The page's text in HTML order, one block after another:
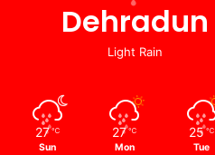
Dehradun
Light Rain
27 ℃
Sun
27 ℃
Mon
25 ℃
Tue